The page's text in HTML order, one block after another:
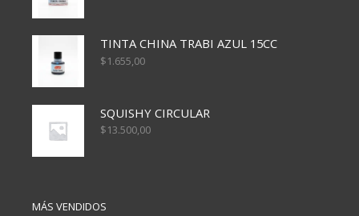
TINTA CHINA TRABI AZUL 15CC
$1.655,00
SQUISHY CIRCULAR
$13.500,00
MÁS VENDIDOS